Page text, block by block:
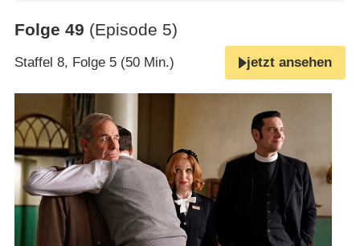
Folge 49 (Episode 5)
Staffel 8, Folge 5 (50 Min.) jetzt ansehen